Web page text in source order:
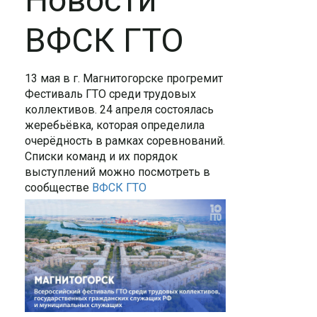
ВФСК ГТО
13 мая в г. Магнитогорске прогремит
Фестиваль ГТО среди трудовых
коллективов. 24 апреля состоялась
жеребьёвка, которая определила
очерёдность в рамках соревнований.
Списки команд и их порядок
выступлений можно посмотреть в
сообществе ВФСК ГТО